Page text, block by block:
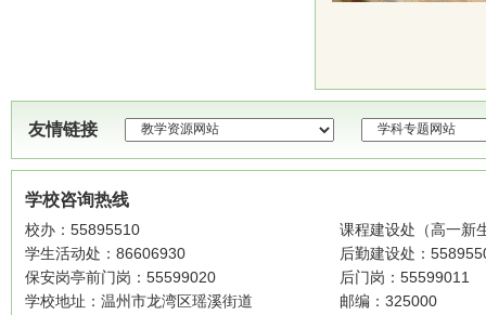
友情链接
学校咨询热线
校办：55895510
课程建设处（高一新
学生活动处：86606930
后勤建设处：
保安岗亭前门岗：55599020
后门岗：55599011
学校地址：温州市龙湾区瑶溪街道
邮编：325000